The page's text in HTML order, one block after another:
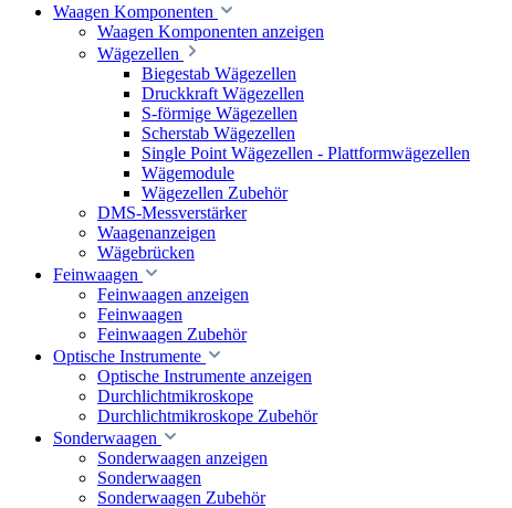
Waagen Komponenten
Waagen Komponenten anzeigen
Wägezellen
Biegestab Wägezellen
Druckkraft Wägezellen
S-förmige Wägezellen
Scherstab Wägezellen
Single Point Wägezellen - Plattformwägezellen
Wägemodule
Wägezellen Zubehör
DMS-Messverstärker
Waagenanzeigen
Wägebrücken
Feinwaagen
Feinwaagen anzeigen
Feinwaagen
Feinwaagen Zubehör
Optische Instrumente
Optische Instrumente anzeigen
Durchlichtmikroskope
Durchlichtmikroskope Zubehör
Sonderwaagen
Sonderwaagen anzeigen
Sonderwaagen
Sonderwaagen Zubehör